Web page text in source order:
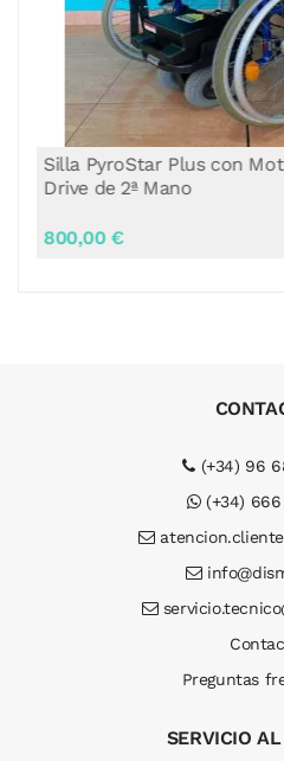
Hop, Grúa Eléctrica de
350,00 €
(+34) 96
(+34) 666
Preguntas
SERVICIO